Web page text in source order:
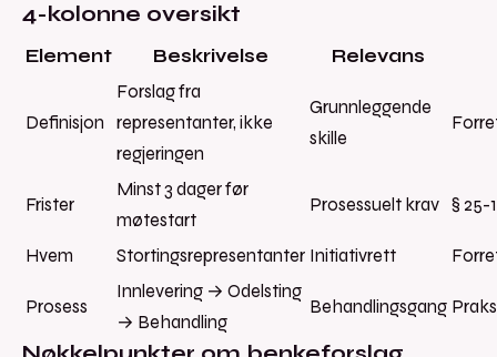
4-kolonne oversikt
Element Beskrivelse Relevans
Definisjon
Forslag fra
representanter, ikke
regjeringen
Grunnleggende
skille
Frister
Minst 3 dager før
møtestart
Prosessuelt krav § 25-1
Hvem Stortingsrepresentanter Initiativrett
Prosess
Innlevering → Odelsting
→ Behandling
Behandlingsgang